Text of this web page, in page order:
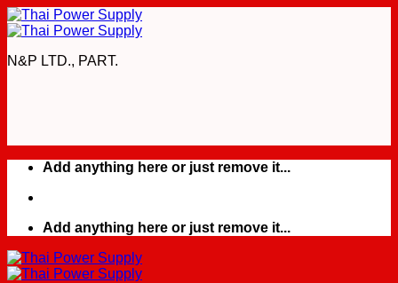
Skip
to
N&P LTD., PART.
Add anything here or just remove it...
Add anything here or just remove it...